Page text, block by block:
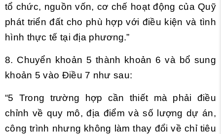
tổ chức, nguồn vốn, cơ chế hoạt động của Quỹ
phát triển đất cho phù hợp với điều kiện và tình
hình thực tế tại địa phương.”
8. Chuyển khoản 5 thành khoản 6 và bổ sung
khoản 5 vào Điều 7 như sau:
“5 Trong trường hợp cần thiết mà phải điều
chỉnh về quy mô, địa điểm và số lượng dự án,
công trình nhưng không làm thay đổi về chỉ tiêu